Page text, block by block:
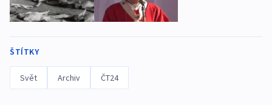
ŠTÍTKY
Svět Archiv ČT24